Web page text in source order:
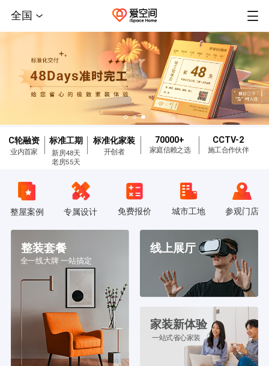
全国
C轮融资
业内首家
标准工期
新房48天
老房55天
标准化家装
开创者
70000+
家庭信赖之选
CCTV-2
施工合作伙伴
整屋案例 专属设计 免费报价 城市工地 参观门店
整装套餐
全一线大牌 一站搞定
线上展厅
家装新体验
一站式省心家装